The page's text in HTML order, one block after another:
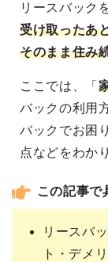
リースバック
受け取ったあ
そのまま住み
ここでは、「
バックの利用
バックでお困
点などをわか
この記事で
リースバ
ト・デメ